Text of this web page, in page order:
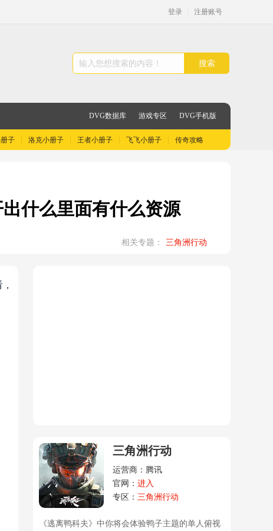
登录 注册账号
搜索
DVG数据库 游戏专区 DVG手机版
子 洛克小册子 王者小册子 飞飞小册子 传奇攻略
什么里面有什么资源
相关专题： 三角洲行动
三角洲行动
运营商：腾讯
官网： 进入
专区： 三角洲行动
《逃离鸭科夫》中你将会体验鸭子主题的单人俯视